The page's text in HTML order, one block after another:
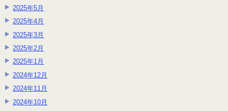
2025年5月
2025年4月
2025年3月
2025年2月
2025年1月
2024年12月
2024年11月
2024年10月